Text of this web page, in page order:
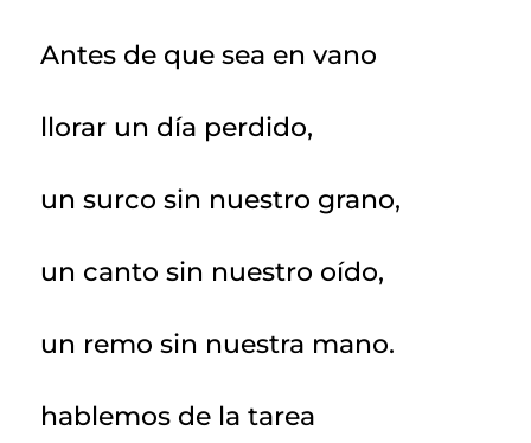
Antes de que sea en vano
llorar un día perdido,
un surco sin nuestro grano,
un canto sin nuestro oído,
un remo sin nuestra mano.
hablemos de la tarea